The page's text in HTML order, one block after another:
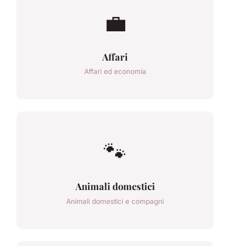
💼
Affari
Affari ed economia
🐾
Animali domestici
Animali domestici e compagni